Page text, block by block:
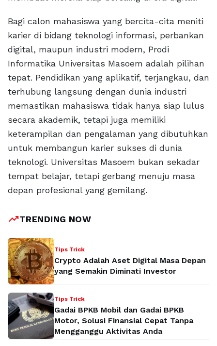
Bagi calon mahasiswa yang bercita-cita meniti
karier di bidang teknologi informasi, perbankan
digital, maupun industri modern, Prodi
Informatika Universitas Masoem adalah pilihan
tepat. Pendidikan yang aplikatif, terjangkau, dan
terhubung langsung dengan dunia industri
memastikan mahasiswa tidak hanya siap lulus
secara akademik, tetapi juga memiliki
keterampilan dan pengalaman yang dibutuhkan
untuk membangun karier sukses di dunia
teknologi. Universitas Masoem bukan sekadar
tempat belajar, tetapi gerbang menuju masa
depan profesional yang gemilang.
trending_upTRENDING NOW
Tips Trick
Crypto Adalah Aset Digital Masa Depan
yang Semakin Diminati Investor
Tips Trick
Gadai BPKB Mobil dan Gadai BPKB
Motor, Solusi Finansial Cepat Tanpa
Mengganggu Aktivitas Anda